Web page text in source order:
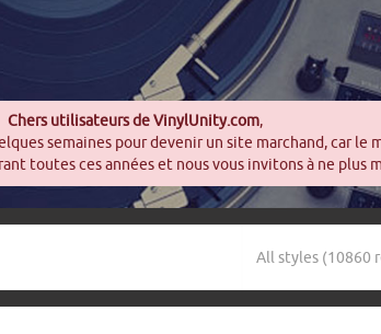
Chers utilisateurs de VinylUnity.com,
semaines pour devenir un site marchand, car le
toutes ces années et nous vous invitons à ne plus